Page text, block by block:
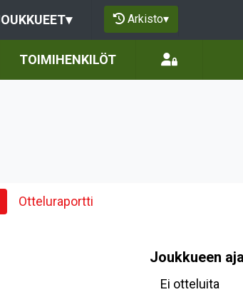
▾ Arkisto▾
TOIMIHENKILÖT
Otteluraportti
Joukkueen
Ei otteluita